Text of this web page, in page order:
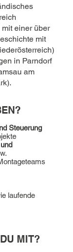
mit einer über
mit
in Parndorf
am
Steuerung
laufende
MIT?